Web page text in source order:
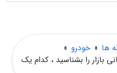
ها » خودرو »
بازار را بشناسید ، کدام یک